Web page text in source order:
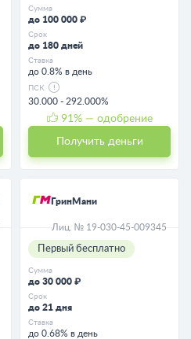
Сумма
до 100 000 ₽
Срок
до 180 дней
Ставка
до 0.8% в день
ПСК
30.000 - 292.000%
91 % — одобрение
Получить деньги
ГринМани
Лиц. № 19-030-45-009345
Первый бесплатно
Сумма
до 30 000 ₽
Срок
до 21 дня
Ставка
до 0.68% в день